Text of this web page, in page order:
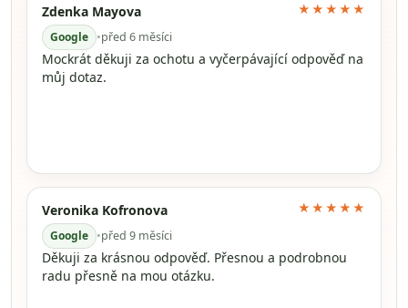
Zdenka Mayova
Google •před 6 měsíci
★★★★★
Mockrát děkuji za ochotu a vyčerpávající odpověď na
můj dotaz.
Veronika Kofronova
Google •před 9 měsíci
★★★★★
Děkuji za krásnou odpověď. Přesnou a podrobnou
radu přesně na mou otázku.